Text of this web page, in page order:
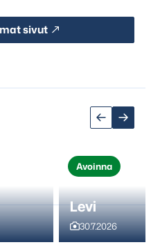
sivut
Levi
30.7.2026
Avoinna